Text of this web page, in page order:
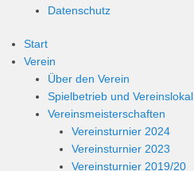
Datenschutz
Start
Verein
Über den Verein
Spielbetrieb und Vereinslokal
Vereinsmeisterschaften
Vereinsturnier 2024
Vereinsturnier 2023
Vereinsturnier 2019/20